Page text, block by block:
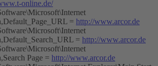
online.de/
= http://www.arcor.de
= http://www.arcor.de
Page = http://www.arcor.de